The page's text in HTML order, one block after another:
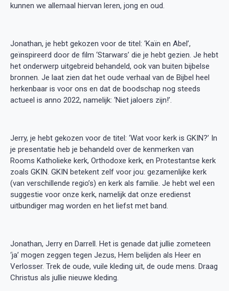
kunnen we allemaal hiervan leren, jong en oud.
Jonathan, je hebt gekozen voor de titel: ‘Kaïn en Abel’,
geïnspireerd door de film ‘Starwars’ die je hebt gezien. Je hebt
het onderwerp uitgebreid behandeld, ook van buiten bijbelse
bronnen. Je laat zien dat het oude verhaal van de Bijbel heel
herkenbaar is voor ons en dat de boodschap nog steeds
actueel is anno 2022, namelijk: ‘Niet jaloers zijn!’.
Jerry, je hebt gekozen voor de titel: ‘Wat voor kerk is GKIN?’ In
je presentatie heb je behandeld over de kenmerken van
Rooms Katholieke kerk, Orthodoxe kerk, en Protestantse kerk
zoals GKIN. GKIN betekent zelf voor jou: gezamenlijke kerk
(van verschillende regio’s) en kerk als familie. Je hebt wel een
suggestie voor onze kerk, namelijk dat onze eredienst
uitbundiger mag worden en het liefst met band.
Jonathan, Jerry en Darrell. Het is genade dat jullie zometeen
‘ja’ mogen zeggen tegen Jezus, Hem belijden als Heer en
Verlosser. Trek de oude, vuile kleding uit, de oude mens. Draag
Christus als jullie nieuwe kleding.